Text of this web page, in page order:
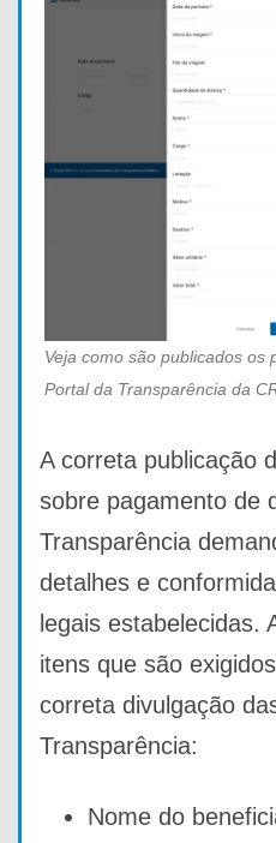
Veja como são publicados os
Portal da Transparência da
A correta publicação
sobre pagamento de
Transparência
detalhes e
legais estabelecidas.
itens que são
correta divulgação
Transparência:
Nome do